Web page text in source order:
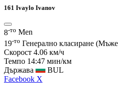
161 Ivaylo Ivanov
8-то Men
19-то Генерално класиране
Скорост 4.06 км/ч
Темпо 14:47 мин/км
Държава
BUL
Facebook X